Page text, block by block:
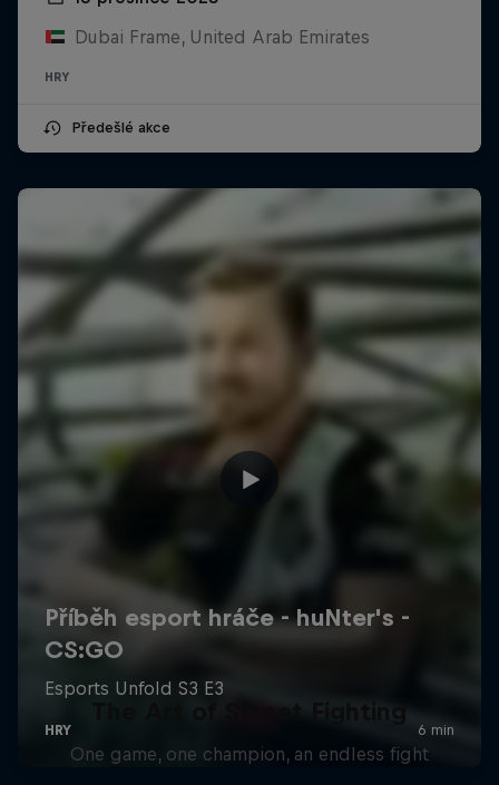
Dubai Frame, United Arab Emirates
HRY
Předešlé akce
The Art of Street Fighting
One game, one champion, an endless fight